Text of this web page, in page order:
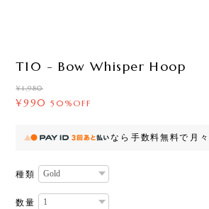
T10 - Bow Whisper Hoop
¥1,980
¥990 50%OFF
なら 手数料無料で 月々
種類
数量